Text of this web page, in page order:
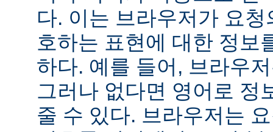
다. 이는 브라우저가 요
호하는 표현에 대한 정보
하다. 예를 들어, 브라우
그러나 없다면 영어로 정
줄 수 있다. 브라우저는